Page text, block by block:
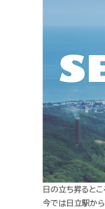
日の立ち昇ると
今では日立駅か